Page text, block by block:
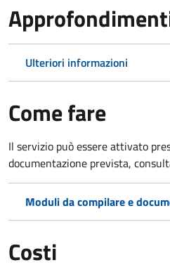
Ulteriori informazioni
Come fare
Il servizio può essere attivato
documentazione prevista,
Moduli da compilare e
Costi